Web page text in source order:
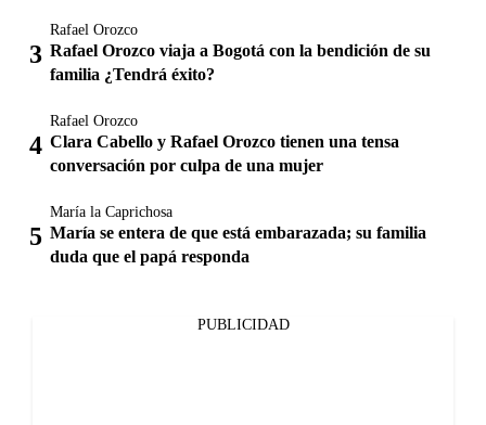
Rafael Orozco
Rafael Orozco viaja a Bogotá con la bendición de su
familia ¿Tendrá éxito?
Rafael Orozco
Clara Cabello y Rafael Orozco tienen una tensa
conversación por culpa de una mujer
María la Caprichosa
María se entera de que está embarazada; su familia
duda que el papá responda
PUBLICIDAD